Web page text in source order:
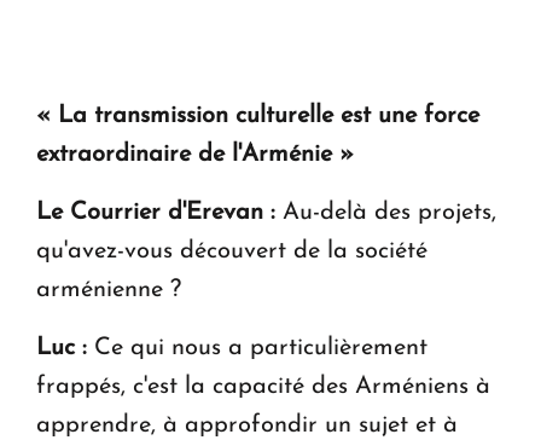
« La transmission culturelle est une force
extraordinaire de l'Arménie »
Le Courrier d'Erevan : Au-delà des projets,
qu'avez-vous découvert de la société
arménienne ?
Luc : Ce qui nous a particulièrement
frappés, c'est la capacité des Arméniens à
apprendre, à approfondir un sujet et à